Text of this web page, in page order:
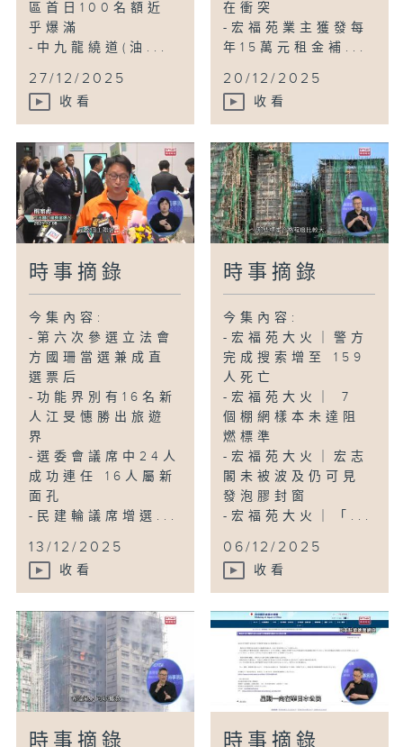
區首日100名額近
乎爆滿
-中九龍繞道(油...
27/12/2025
收看
在衝突
-宏福苑業主獲發每
年15萬元租金補...
20/12/2025
收看
時事摘錄
今集內容:
-第六次參選立法會
方國珊當選兼成直
選票后
-功能界別有16名新
人江旻憓勝出旅遊
界
-選委會議席中24人
成功連任 16人屬新
面孔
-民建輪議席增選...
13/12/2025
收看
時事摘錄
今集內容:
-宏福苑大火｜警方
完成搜索增至 159
人死亡
-宏福苑大火｜ 7
個棚網樣本未達阻
燃標準
-宏福苑大火｜宏志
閣未被波及仍可見
發泡膠封窗
-宏福苑大火｜「...
06/12/2025
收看
時事摘錄 時事摘錄